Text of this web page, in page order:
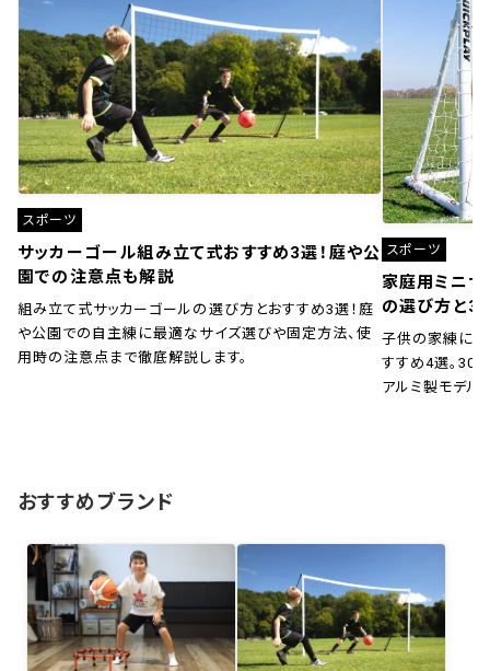
スポーツ
サッカーゴール組み立て式おすすめ3選！庭や公
園での注意点も解説
組み立て式サッカーゴールの選び方とおすすめ3選！庭
や公園での自主練に最適なサイズ選びや固定方法、使
用時の注意点まで徹底解説します。
スポーツ
家庭用ミニサ
の選び方と
子供の家練に！
すすめ4選。30
アルミ製モデル
おすすめブランド